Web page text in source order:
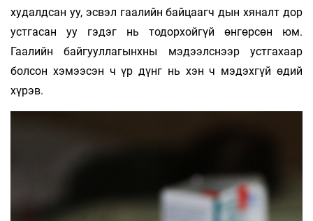
худалдсан уу, эсвэл гаалийн байцаагч­ дын хяналт дор
устгасан уу гэдэг нь тодорхойгүй өнгөрсөн юм.
Гаалийн байгууллагынхны мэдээлснээр устгахаар
болсон хэмээсэн ч үр дүнг нь хэн ч мэдэхгүй өдий
хүрэв.